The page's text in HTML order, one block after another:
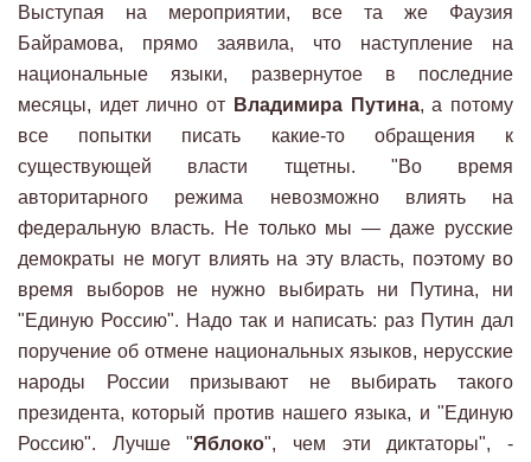
Выступая на мероприятии, все та же Фаузия
Байрамова, прямо заявила, что наступление на
национальные языки, развернутое в последние
месяцы, идет лично от Владимира Путина, а потому
все попытки писать какие-то обращения к
существующей власти тщетны. "Во время
авторитарного режима невозможно влиять на
федеральную власть. Не только мы — даже русские
демократы не могут влиять на эту власть, поэтому во
время выборов не нужно выбирать ни Путина, ни
"Единую Россию". Надо так и написать: раз Путин дал
поручение об отмене национальных языков, нерусские
народы России призывают не выбирать такого
президента, который против нашего языка, и "Единую
Россию". Лучше "Яблоко", чем эти диктаторы", -